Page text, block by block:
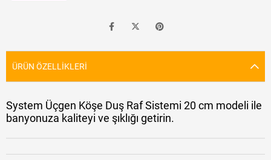
ÜRÜN ÖZELLIKLERI
System Üçgen Köşe Duş Raf Sistemi 20 cm modeli ile
banyonuza kaliteyi ve şıklığı getirin.